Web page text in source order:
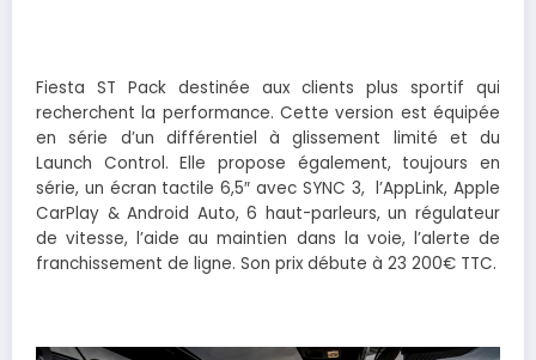
Fiesta ST Pack destinée aux clients plus sportif qui
recherchent la performance. Cette version est équipée
en série d’un différentiel à glissement limité et du
Launch Control. Elle propose également, toujours en
série, un écran tactile 6,5″ avec SYNC 3, l’AppLink, Apple
CarPlay & Android Auto, 6 haut-parleurs, un régulateur
de vitesse, l’aide au maintien dans la voie, l’alerte de
franchissement de ligne. Son prix débute à 23 200€ TTC.